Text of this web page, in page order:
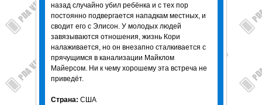
назад случайно убил ребёнка и с тех пор
постоянно подвергается нападкам местных, и
сводит его с Элисон. У молодых людей
завязываются отношения, жизнь Кори
налаживается, но он внезапно сталкивается с
прячущимся в канализации Майклом
Майерсом. Ни к чему хорошему эта встреча не
приведёт.
Страна: США